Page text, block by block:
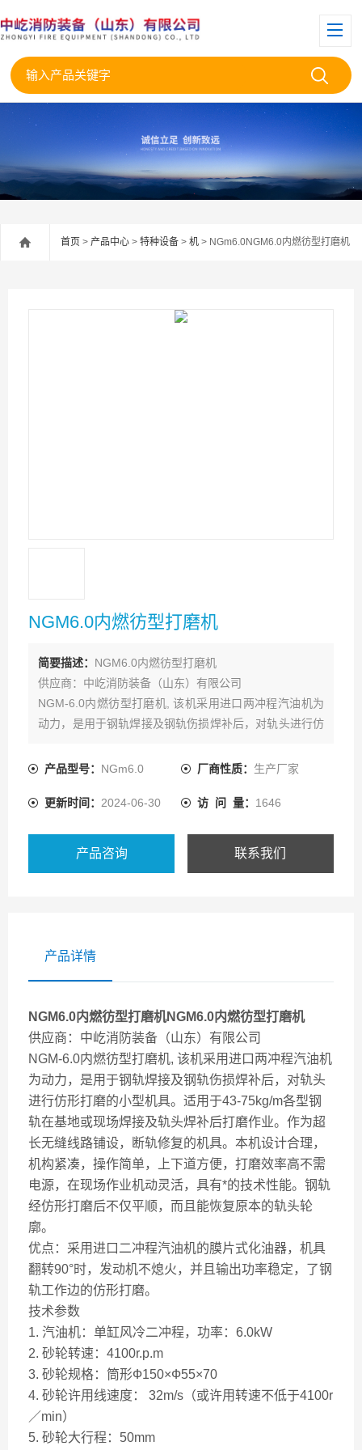
首页 > 产品中心 > 特种设备 > 机 > NGm6.0NGM6.0内燃彷型打磨机
NGM6.0内燃彷型打磨机
简要描述： NGM6.0内燃彷型打磨机
供应商：中屹消防装备（山东）有限公司
NGM-6.0内燃彷型打磨机, 该机采用进口两冲程汽油机为
动力，是用于钢轨焊接及钢轨伤损焊补后，对轨头进行仿
现场焊接及轨头焊补后打磨作业。作为超长无缝线路铺
单，上下道方便，打磨效率高不需电源，
产品型号： NGm6.0 厂商性质： 生产厂家
更新时间： 2024-06-30 访 问 量： 1646
产品咨询 联系我们
产品详情
NGM6.0内燃彷型打磨机NGM6.0内燃彷型打磨机
供应商：中屹消防装备（山东）有限公司
NGM-6.0内燃彷型打磨机, 该机采用进口两冲程汽油机
为动力，是用于钢轨焊接及钢轨伤损焊补后，对轨头
进行仿形打磨的小型机具。适用于43-75kg/m各型钢
轨在基地或现场焊接及轨头焊补后打磨作业。作为超
长无缝线路铺设，断轨修复的机具。本机设计合理，
机构紧凑，操作简单，上下道方便，打磨效率高不需
电源，在现场作业机动灵活，具有*的技术性能。钢轨
经仿形打磨后不仅平顺，而且能恢复原本的轨头轮
廓。
优点：采用进口二冲程汽油机的膜片式化油器，机具
翻转90°时，发动机不熄火，并且输出功率稳定，了钢
轨工作边的仿形打磨。
技术参数
1. 汽油机：单缸风冷二冲程，功率：6.0kW
2. 砂轮转速：4100r.p.m
3. 砂轮规格：筒形Ф150×Ф55×70
4. 砂轮许用线速度： 32m/s（或许用转速不低于4100r
／min）
5. 砂轮大行程：50mm